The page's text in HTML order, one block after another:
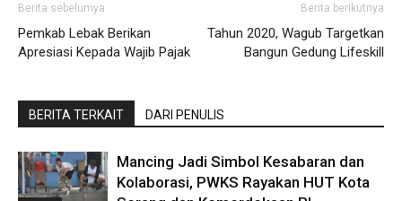
Berita sebelumya
Pemkab Lebak Berikan
Apresiasi Kepada Wajib Pajak
Berita berikutnya
Tahun 2020, Wagub Targetkan
Bangun Gedung Lifeskill
BERITA TERKAIT DARI PENULIS
Mancing Jadi Simbol Kesabaran dan
Kolaborasi, PWKS Rayakan HUT Kota